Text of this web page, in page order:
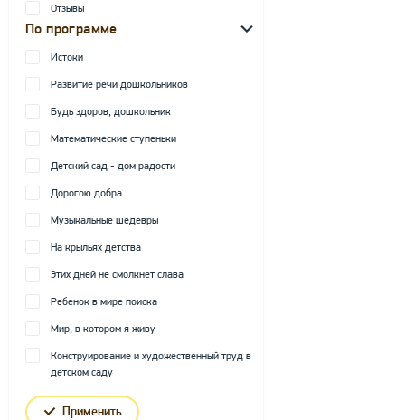
Отзывы
По программе
Истоки
Развитие речи дошкольников
Будь здоров, дошкольник
Математические ступеньки
Детский сад - дом радости
Дорогою добра
Музыкальные шедевры
На крыльях детства
Этих дней не смолкнет слава
Ребенок в мире поиска
Мир, в котором я живу
Конструирование и художественный труд в
детском саду
Применить